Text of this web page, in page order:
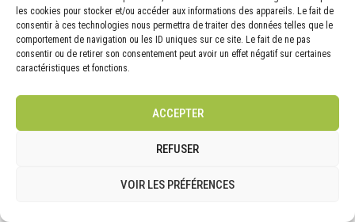
les cookies pour stocker et/ou accéder aux informations des appareils. Le fait de
consentir à ces technologies nous permettra de traiter des données telles que le
comportement de navigation ou les ID uniques sur ce site. Le fait de ne pas
consentir ou de retirer son consentement peut avoir un effet négatif sur certaines
caractéristiques et fonctions.
ACCEPTER
REFUSER
VOIR LES PRÉFÉRENCES
ACTUALITÉ